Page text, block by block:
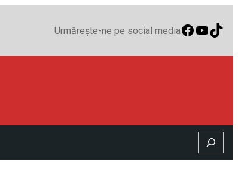
Urmărește-ne pe social media
Search